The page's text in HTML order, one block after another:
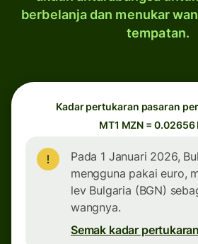
berbelanja dan menukar
tempatan.
Kadar pertukaran pasaran
MT1 MZN = 0.02656
Pada 1 Januari 2026,
mengguna pakai euro,
lev Bulgaria (BGN)
wangnya.
Semak kadar